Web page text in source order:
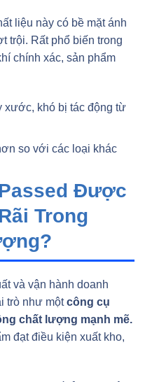
liệu này có bề mặt ánh
trội. Rất phổ biến trong
chính xác, sản phẩm
xước, khó bị tác động từ
so với các loại khác
Được
Trong
và vận hành doanh
trò như mộtcông cụ
chất lượng mạnh mẽ.
đạt điều kiện xuất kho,